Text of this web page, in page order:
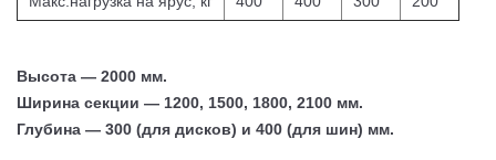
Высота — 2000 мм.
Ширина секции — 1200, 1500, 1800, 2100 мм.
Глубина — 300 (для дисков) и 400 (для шин) мм.